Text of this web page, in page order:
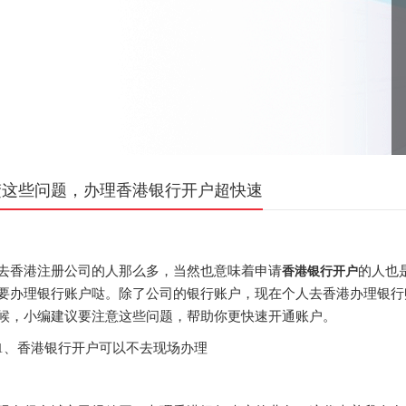
些问题，办理香港银行开户超快速
港注册公司的人那么多，当然也意味着申请香港银行开户的人也
办理银行账户哒。除了公司的银行账户，现在个人去香港办理银
，小编建议要注意这些问题，帮助你更快速开通账户。
港银行开户可以不去现场办理